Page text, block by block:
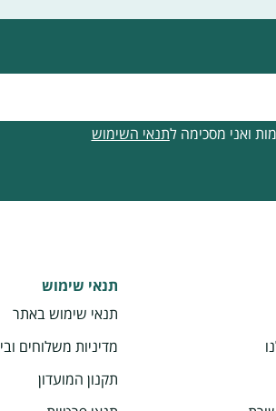
ואני מסכימה לתנאי השימוש
תנאי שימוש
תנאי שימוש באתר
מדיניות משלוחים
תקנון המועדון